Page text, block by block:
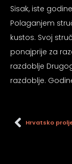
Sisak, iste
Polaganjem
kustos. Svoj
ponajprije za
razdoblje
razdoblje.
Hrvatsko